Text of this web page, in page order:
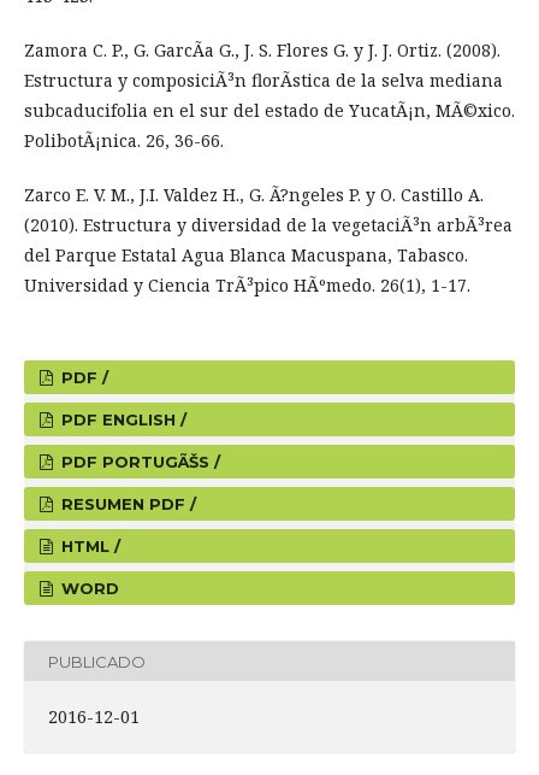
Zamora C. P., G. GarcÃ­a G., J. S. Flores G. y J. J. Ortiz. (2008).
Estructura y composiciÃ³n florÃ­stica de la selva mediana
subcaducifolia en el sur del estado de YucatÃ¡n, MÃ©xico.
PolibotÃ¡nica. 26, 36-66.
Zarco E. V. M., J.I. Valdez H., G. Ã?ngeles P. y O. Castillo A.
(2010). Estructura y diversidad de la vegetaciÃ³n arbÃ³rea
del Parque Estatal Agua Blanca Macuspana, Tabasco.
Universidad y Ciencia TrÃ³pico HÃºmedo. 26(1), 1-17.
PDF /
PDF ENGLISH /
PDF PORTUGÃŠS /
RESUMEN PDF /
HTML /
WORD
PUBLICADO
2016-12-01